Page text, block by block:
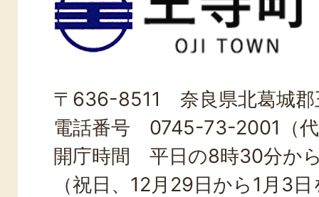
寺
町
TOWN
〒636-8511 奈良県北葛城郡
電話番号 0745-73-2001（
開庁時間 平日の8時30分か
（祝日、12月29日から1月3